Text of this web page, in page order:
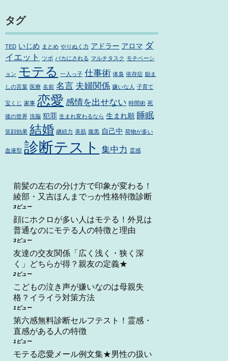
タグ
TED いじめ まとめ やりぬく力 アドラー アロマ ダ
イエット
ツボ バカにされる マルチタスク モチベーシ
ョン モテる 一人っ子 仕事術 体臭 依存症 励ま
しの言葉 医療 名前 名言 夫婦関係 嫌いな人 子育て
宝くじ 家事 恋愛 感情を出せない 時間術 死
後の世界 洗脳 犯罪 生まれ変わるなら 生まれ順 睡眠
笑顔効果 結婚 継続力 美肌 腹黒 自己中 荷物が多い
血液型 診断テスト 集中力 霊感
前髪の左右の分け方で印象が変わる！
綾部・又吉ほんまでっか性格特徴診断
3ビュー
顔にホクロが多い人はモテる！外見は
普通なのにモテる人の特徴と理由
3ビュー
友達の交友関係「広く浅く・狭く深
く」どちらが得？親友の定義★
2ビュー
こどもの泣き声が嫌いなのは母親失
格？イライラ対策方法
1ビュー
第六感無料診断セルフテスト！霊感・
直感がある人の特徴
1ビュー
モテる恋愛メール例文集★男性の扱い